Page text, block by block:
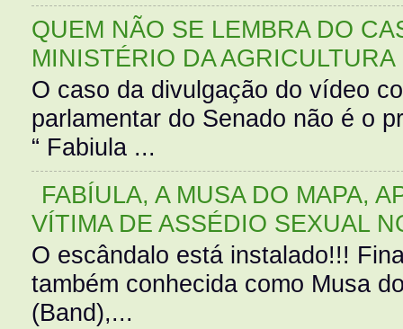
QUEM NÃO SE LEMBRA DO
MINISTÉRIO DA AGRICULTURA
O caso da divulgação do vídeo
parlamentar do Senado não é o
“ Fabiula ...
FABÍULA, A MUSA DO MAPA,
VÍTIMA DE ASSÉDIO SEXUAL
O escândalo está instalado!!!
também conhecida como Musa
(Band),...